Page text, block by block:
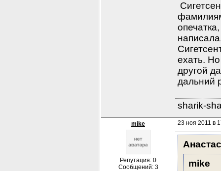
ехать.
другой
дальний
sharik-
mike
Репутация: 0
Сообщений: 3
23 ноя 2011 в
mike